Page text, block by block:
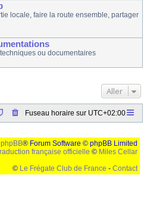
locale, faire la route ensemble, partager
ou documentaires
Aller
Fuseau horaire sur UTC+02:00
phpBB® Forum Software © phpBB Limited
française officielle © Miles Cellar
© Le Frégate Club de France - Contact